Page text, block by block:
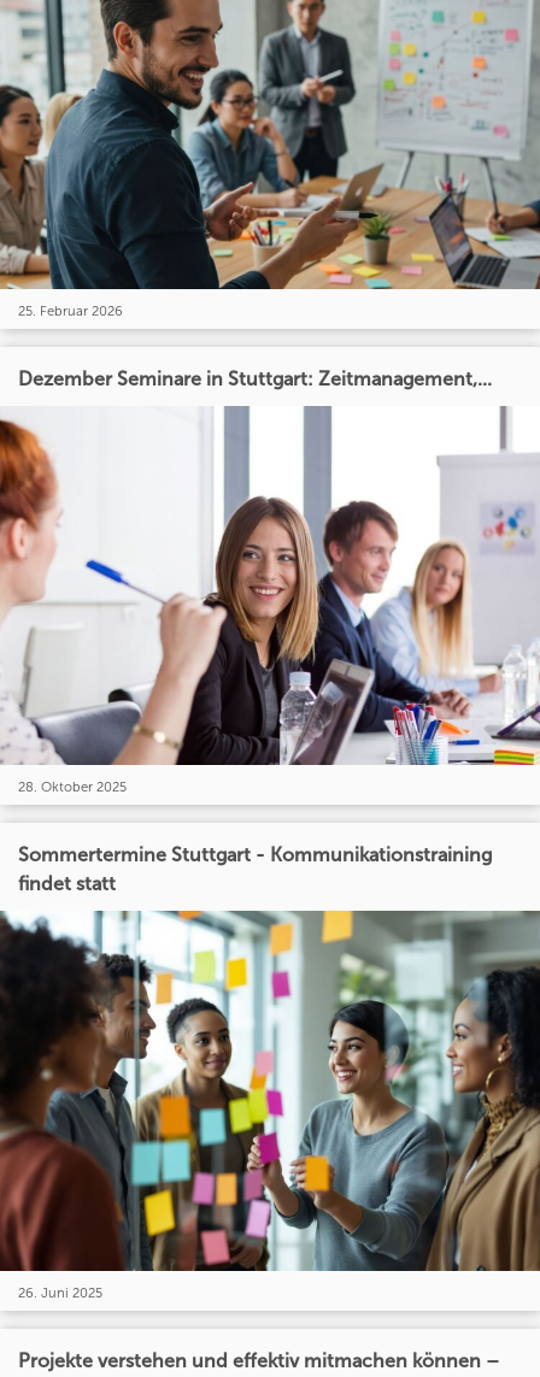
25. Februar 2026
Dezember Seminare in Stuttgart: Zeitmanagement,...
28. Oktober 2025
Sommertermine Stuttgart - Kommunikationstraining
findet statt
26. Juni 2025
Projekte verstehen und effektiv mitmachen können –